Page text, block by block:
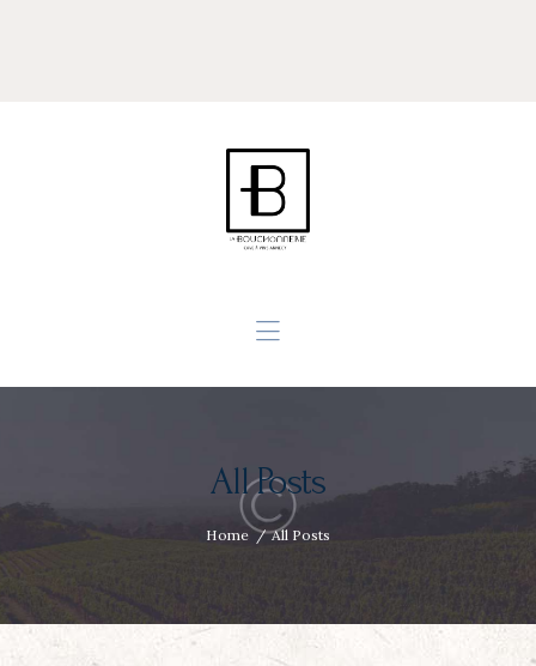
All Posts
Home All Posts